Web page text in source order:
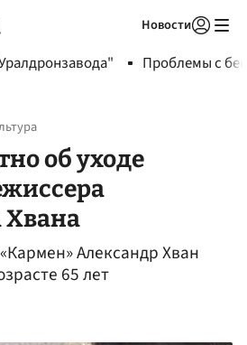
Новости
Проблемы с
об уходе
Хвана
Александр Хван
65 лет